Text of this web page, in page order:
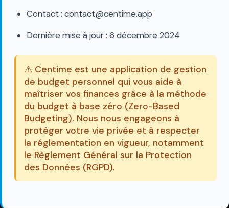
Contact : contact@centime.app
Dernière mise à jour : 6 décembre 2024
⚠️ Centime est une application de gestion
de budget personnel qui vous aide à
maîtriser vos finances grâce à la méthode
du budget à base zéro (Zero-Based
Budgeting). Nous nous engageons à
protéger votre vie privée et à respecter
la réglementation en vigueur, notamment
le Règlement Général sur la Protection
des Données (RGPD).